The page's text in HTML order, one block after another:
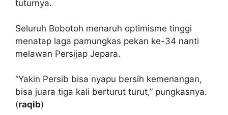
tuturnya.
Seluruh Bobotoh menaruh optimisme tinggi
menatap laga pamungkas pekan ke-34 nanti
melawan Persijap Jepara.
“Yakin Persib bisa nyapu bersih kemenangan,
bisa juara tiga kali berturut turut,” pungkasnya.
(raqib)